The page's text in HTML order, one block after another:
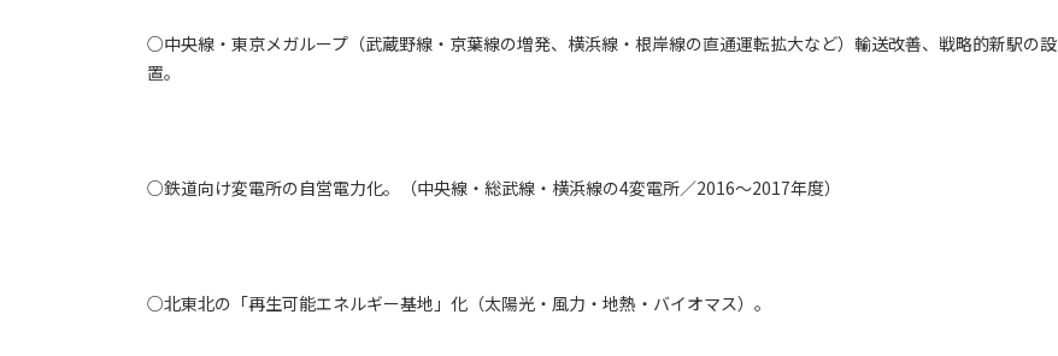
○中央線・東京メガループ（武蔵野線・京葉線の増発、横浜線・根岸線の直通運転拡大など）輸送改善、戦略的新駅の設
置。
○鉄道向け変電所の自営電力化。（中央線・総武線・横浜線の4変電所／2016～2017年度）
○北東北の「再生可能エネルギー基地」化（太陽光・風力・地熱・バイオマス）。